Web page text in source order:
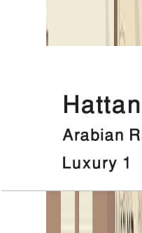
باز کردن چیدمان
Hattan, Luxury 1, Roof